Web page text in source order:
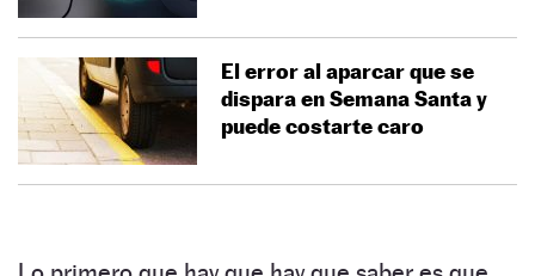
El error al aparcar que se
dispara en Semana Santa y
puede costarte caro